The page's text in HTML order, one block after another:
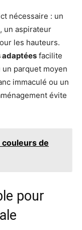
nécessaire : un
un aspirateur
les hauteurs.
adaptées facilite
un parquet moyen
immaculé ou un
évite
de
pour